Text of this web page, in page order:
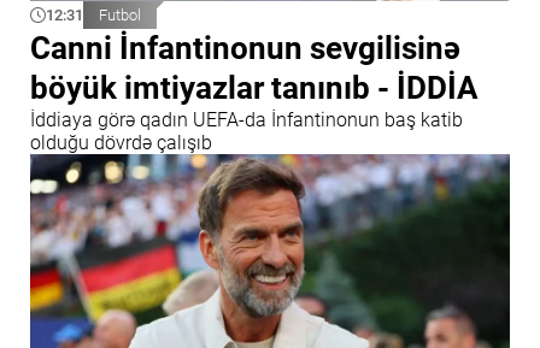
12:31 Futbol
Canni İnfantinonun sevgilisinə
böyük imtiyazlar tanınıb - İDDİA
İddiaya görə qadın UEFA-da İnfantinonun baş katib
olduğu dövrdə çalışıb